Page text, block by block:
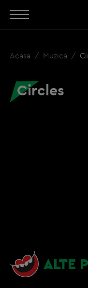
Acasa Muzica
Circles
ALTE